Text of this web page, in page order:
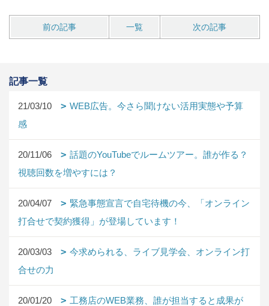
前の記事 一覧 次の記事
記事一覧
21/03/10
WEB広告。今さら聞けない活用実態や予算
感
20/11/06
話題のYouTubeでルームツアー。誰が作る？
視聴回数を増やすには？
20/04/07
緊急事態宣言で自宅待機の今、「オンライン
打合せで契約獲得」が登場しています！
20/03/03
今求められる、ライブ見学会、オンライン打
合せの力
20/01/20
工務店のWEB業務、誰が担当すると成果が